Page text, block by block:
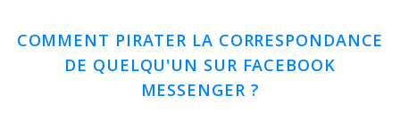
COMMENT PIRATER LA CORRESPONDANCE
DE QUELQU'UN SUR FACEBOOK
MESSENGER ?